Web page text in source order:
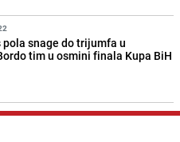
pola snage do trijumfa u
tim u osmini finala Kupa BiH